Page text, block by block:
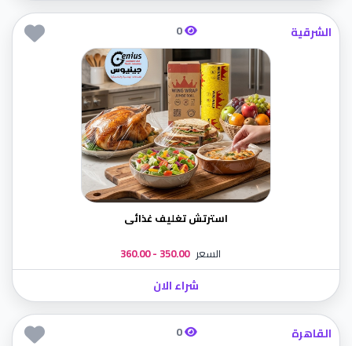
الشرقية
استرتش تغليف غذائى
السعر 350.00 - 360.00
شراء الان
القاهرة